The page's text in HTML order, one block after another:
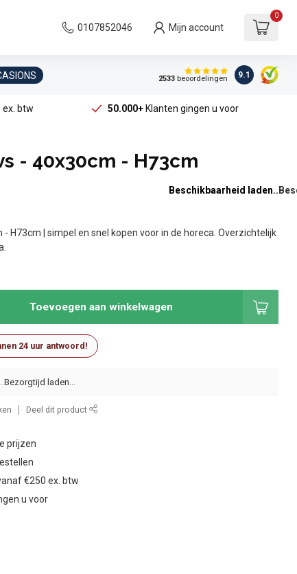
0107852046 Mijn account
0
2533beoordelingen 9.1
btw 50.000+Klanten gingen u voor
- 40x30cm - H73cm
Beschikbaarheid laden..
H73cm | simpel en snel kopen voor in de horeca. Overzichtelijk
Toevoegen aan winkelwagen
24 uur antwoord!
Deel dit product
prijzen
€250 ex. btw
u voor